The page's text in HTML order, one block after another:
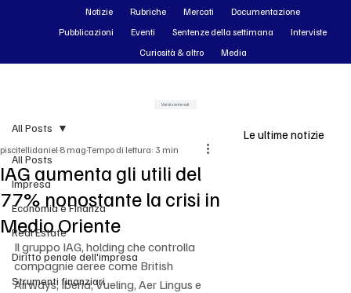
All Posts
Impresa
Economia e Finanza
Real Estate
Diritto penale dell'impresa
Strumenti finanziari
All Posts
IAG aumenta gli utili del
77% nonostante la crisi in
Medio Oriente
piscitellidaniel 8 magTempo di lettura: 3 min
Il gruppo IAG, holding che controlla
compagnie aeree come British
Airways, Iberia, Vueling, Aer Lingus e
Le ultime notizie
Notizie Rubriche Mercati
Documentazione
Pubblicazioni
Eventi Sentenze della settimana
Interviste
Curiosità & altro
Media
Vai ai contenuti